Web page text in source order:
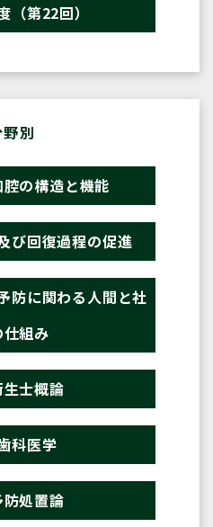
（第22回）
別
の構造と機能
び回復過程の促進
防に関わる人間と社
仕組み
士概論
科医学
処置論